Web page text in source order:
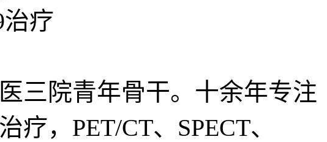
疗
三院青年骨干。十余年专注
，PET/CT、SPECT、